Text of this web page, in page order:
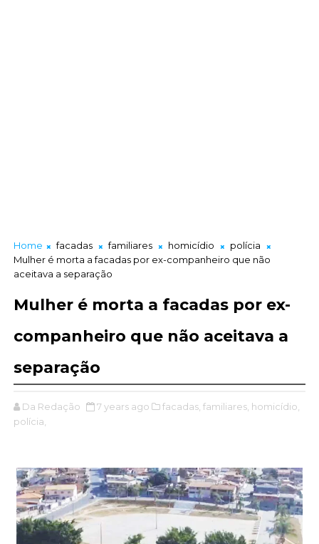
Home facadas familiares homicídio
polícia
Mulher é morta a facadas por ex-companheiro que não
aceitava a separação
Mulher é morta a facadas por ex-
companheiro que não aceitava a
separação
Da Redação 7 years ago facadas, familiares, homicídio,
polícia,